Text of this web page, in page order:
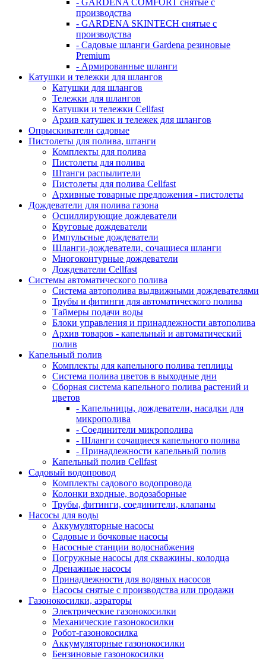
- GARDENA COMFORT снятые с
производства
- GARDENA SKINTECH снятые с
производства
- Садовые шланги Gardena резиновые
Premium
- Армированные шланги
Катушки и тележки для шлангов
Катушки для шлангов
Тележки для шлангов
Катушки и тележки Cellfast
Архив катушек и тележек для шлангов
Опрыскиватели садовые
Пистолеты для полива, штанги
Комплекты для полива
Пистолеты для полива
Штанги распылители
Пистолеты для полива Cellfast
Архивные товарные предложения - пистолеты
Дождеватели для полива газона
Осциллирующие дождеватели
Круговые дождеватели
Импульсные дождеватели
Шланги-дождеватели, сочащиеся шланги
Многоконтурные дождеватели
Дождеватели Cellfast
Системы автоматического полива
Система автополива выдвижными дождевателями
Трубы и фитинги для автоматического полива
Таймеры подачи воды
Блоки управления и принадлежности автополива
Архив товаров - капельный и автоматический
полив
Капельный полив
Комплекты для капельного полива теплицы
Система полива цветов в выходные дни
Сборная система капельного полива растений и
цветов
- Капельницы, дождеватели, насадки для
микрополива
- Соединители микрополива
- Шланги сочащиеся капельного полива
- Принадлежности капельный полив
Капельный полив Cellfast
Садовый водопровод
Комплекты садового водопровода
Колонки входные, водозаборные
Трубы, фитинги, соединители, клапаны
Насосы для воды
Аккумуляторные насосы
Садовые и бочковые насосы
Насосные станции водоснабжения
Погружные насосы для скважины, колодца
Дренажные насосы
Принадлежности для водяных насосов
Насосы снятые с производства или продажи
Газонокосилки, аэраторы
Электрические газонокосилки
Механические газонокосилки
Робот-газонокосилка
Аккумуляторные газонокосилки
Бензиновые газонокосилки